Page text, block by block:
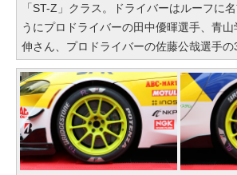
「ST-Z」クラス。ドライバーはルーフに
うにプロドライバーの田中優暉選手、青
伸さん、プロドライバーの佐藤公哉選手の